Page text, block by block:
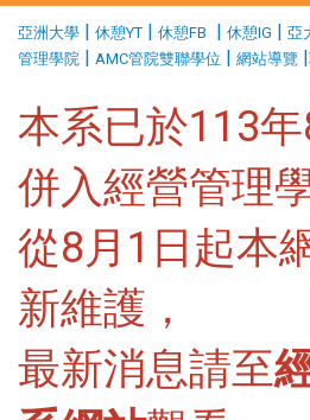
亞洲大學 | 休憩YT | 休憩FB | 休憩IG | 亞
管理學院 | AMC管院雙聯學位 | 網站導覽 |
本系已於113
併入經營管理
從8月1日起本
新維護，
最新消息請至